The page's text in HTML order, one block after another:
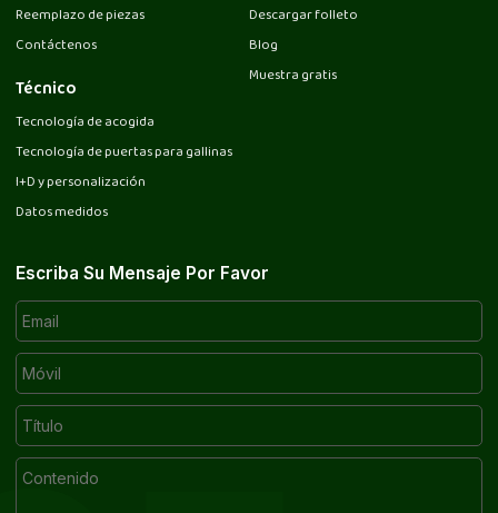
Reemplazo de piezas
Contáctenos
Técnico
Tecnología de acogida
Tecnología de puertas para gallinas
I+D y personalización
Datos medidos
Descargar folleto
Blog
Muestra gratis
Escriba Su Mensaje Por Favor